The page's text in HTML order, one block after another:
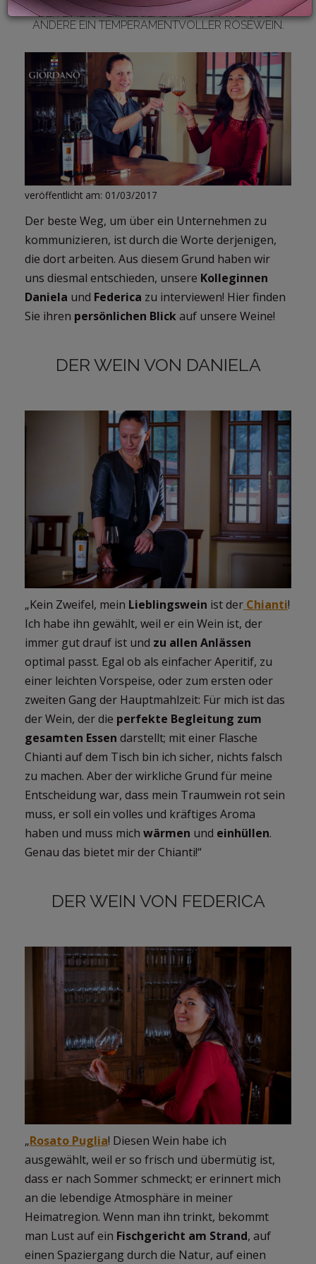
LOGIN
DER EINE IST EIN LEGENDÄRER ROTWEIN, DER
ANDERE EIN TEMPERAMENTVOLLER ROSÉWEIN.
veröffentlicht am: 01/03/2017
Der beste Weg, um über ein Unternehmen zu
kommunizieren, ist durch die Worte derjenigen,
die dort arbeiten. Aus diesem Grund haben wir
uns diesmal entschieden, unsere Kolleginnen
Daniela und Federica zu interviewen! Hier finden
Sie ihren persönlichen Blickauf unsere Weine!
DER WEIN VON DANIELA
„Kein Zweifel, mein Lieblingswein ist der Chianti!
Ich habe ihn gewählt, weil er ein Wein ist, der
immer gut drauf ist und zu allen Anlässen
optimal passt. Egal ob als einfacher Aperitif, zu
einer leichten Vorspeise, oder zum ersten oder
zweiten Gang der Hauptmahlzeit: Für mich ist das
der Wein, der die perfekte Begleitung zum
gesamten Essen darstellt; mit einer Flasche
Chianti auf dem Tisch bin ich sicher, nichts falsch
zu machen. Aber der wirkliche Grund für meine
Entscheidung war, dass mein Traumwein rot sein
muss, er soll ein volles und kräftiges Aroma
haben und muss mich wärmen und einhüllen.
Genau das bietet mir der Chianti!“
DER WEIN VON FEDERICA
„Rosato Puglia! Diesen Wein habe ich
ausgewählt, weil er so frisch und übermütig ist,
dass er nach Sommer schmeckt; er erinnert mich
an die lebendige Atmosphäre in meiner
Heimatregion. Wenn man ihn trinkt, bekommt
man Lust auf ein Fischgericht am Strand, auf
einen Spaziergang durch die Natur, auf einen